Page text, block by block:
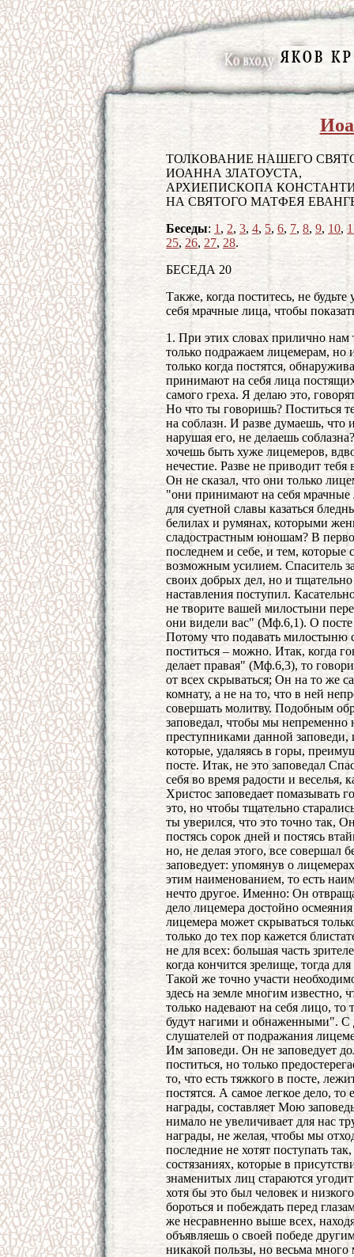
ТОЛКОВАНИЕ НАШЕГО
ИОАННА ЗЛАТОУСТА,
АРХИЕПИСКОПА
НА СВЯТОГО МАТФЕЯ
Беседы: 1 , 2, 3, 4, 5, 6, 7, 8, 9, 10,
25, 26, 27, 28.
БЕСЕДА 20
Также, когда поститесь, не
себя мрачные лица, чтобы
1. При этих словах прилично нам
только подражаем лицемерам,
только когда постятся,
принимают на себя лица
самого греха. Я делаю это,
Но что ты говоришь? Поститься
на соблазн. И разве думаешь, что
нарушая его, не делаешь
хочешь быть хуже лицемеров,
нечестие. Разве не приводит
Он не сказал, что они только
"они принимают на себя мрачные
для суетной славы казаться
белилах и румянах, которыми
сладострастным юношам? В
последнем и себе, и тем, которые
возможным усилием. Спаситель
своих добрых дел, но и
наставления поступил.
не творите вашей милостыни
они видели вас" (Мф.6,1). О посте
Потому что подавать милостыню
поститься – можно. Итак, когда
делает правая" (Мф.6,3), то
от всех скрываться; Он на то же
комнату, а не на то, что в ней
совершать молитву. Подобным
заповедал, чтобы мы
преступниками данной
которые, удаляясь в горы,
посте. Итак, не это заповедал
себя во время радости и
Христос заповедает помазывать
это, но чтобы тщательно
ты уверился, что это точно так,
постясь сорок дней и постясь
но, не делая этого, все совершал
заповедует: упомянув о
этим наименованием, то есть
нечто другое. Именно: Он
дело лицемера достойно
лицемера может скрываться
только до тех пор кажется
не для всех: большая часть
когда кончится зрелище, тогда
Такой же точно участи
здесь на земле многим известно,
только надевают на себя лицо, то
будут нагими и обнаженными". С
слушателей от подражания
Им заповеди. Он не заповедует
поститься, но только
то, что есть тяжкого в посте,
постятся. А самое легкое дело, то
награды, составляет Мою
нимало не увеличивает для нас
награды, не желая, чтобы мы
последние не хотят поступать
состязаниях, которые в
знаменитых лиц стараются
хотя бы это был человек и
бороться и побеждать перед
же несравненно выше всех,
объявляешь о своей победе
никакой пользы, но весьма много